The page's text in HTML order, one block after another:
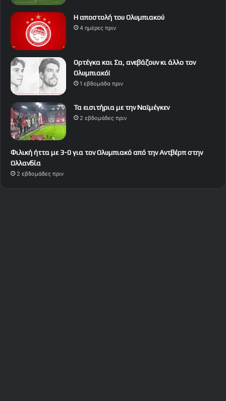
Η αποστολή του Ολυμπιακού
4 ημέρες πριν
Ορτέγκα και Σα, ανεβάζουν κι άλλο τον
Ολυμπιακό!
1 εβδομάδα πριν
Τα εισιτήρια με την Ναϊμέγκεν
2 εβδομάδες πριν
Φιλική ήττα με 3-0 για τον Ολυμπιακό από την Αντβέρπ στην
Ολλανδία
2 εβδομάδες πριν